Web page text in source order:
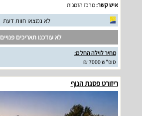
איש קשר:מרכז הזמנות
לא נמצאו חוות דעת
לא עודכנו תאריכים פנויים
מחיר לוילה החל מ:
סופ"ש 7000 ₪
ריזורט פסגת הנוף